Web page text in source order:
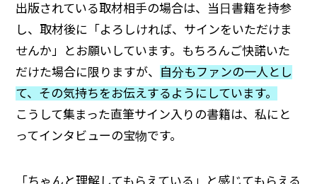
出版されている取材相手の場合は、当日書籍を持参
し、取材後に「よろしければ、サインをいただけま
せんか」とお願いしています。もちろんご快諾いた
だけた場合に限りますが、 自分もファンの一人とし
て、その気持ちをお伝えするようにしています。
こうして集まった直筆サイン入りの書籍は、私にと
ってインタビューの宝物です。
「ちゃんと理解してもらえている」と感じてもらえる